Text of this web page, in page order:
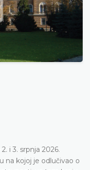
i 3. srpnja 2026.
na kojoj je odlučivao o